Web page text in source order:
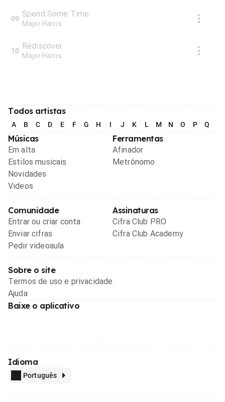
09 Spend Some Time
Major Harris
10 Rediscover
Major Harris
Todos artistas
A B C D E F G H I J K L M N O P Q
Músicas
Em alta
Estilos musicais
Novidades
Videos
Ferramentas
Afinador
Metrônomo
Comunidade
Entrar ou criar conta
Enviar cifras
Pedir videoaula
Assinaturas
Cifra Club PRO
Cifra Club Academy
Sobre o site
Termos de uso e privacidade
Ajuda
Baixe o aplicativo
Idioma
Português